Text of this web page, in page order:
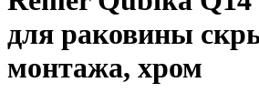
для раковины
монтажа, хром